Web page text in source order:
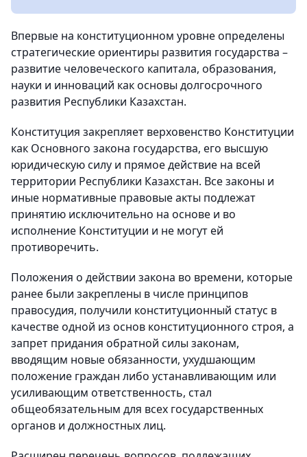
Впервые на конституционном уровне определены
стратегические ориентиры развития государства –
развитие человеческого капитала, образования,
науки и инноваций как основы долгосрочного
развития Республики Казахстан.
Конституция закрепляет верховенство Конституции
как Основного закона государства, его высшую
юридическую силу и прямое действие на всей
территории Республики Казахстан. Все законы и
иные нормативные правовые акты подлежат
принятию исключительно на основе и во
исполнение Конституции и не могут ей
противоречить.
Положения о действии закона во времени, которые
ранее были закреплены в числе принципов
правосудия, получили конституционный статус в
качестве одной из основ конституционного строя, а
запрет придания обратной силы законам,
вводящим новые обязанности, ухудшающим
положение граждан либо устанавливающим или
усиливающим ответственность, стал
общеобязательным для всех государственных
органов и должностных лиц.